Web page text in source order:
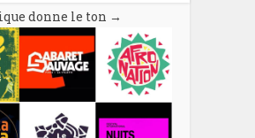
donne le ton →